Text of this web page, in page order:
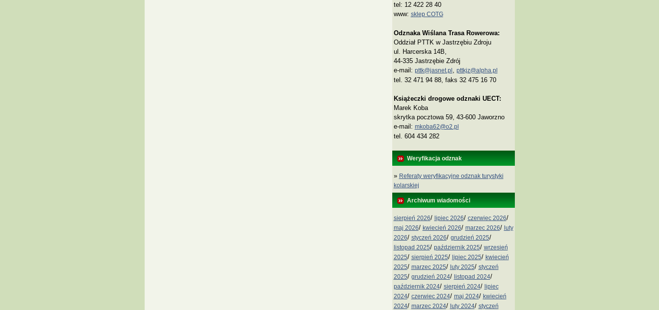
tel: 12 422 28 40
www: sklep COTG
Odznaka Wiślana Trasa Rowerowa:
Oddział PTTK w Jastrzębiu Zdroju
ul. Harcerska 14B,
44-335 Jastrzębie Zdrój
e-mail: pttk@jasnet.pl pttkjz@alpha.pl
tel. 32 471 94 88, faks 32 475 16 70
Książeczki drogowe odznaki UECT:
Marek Koba
skrytka pocztowa 59, 43-600 Jaworzno
e‑mail: mkoba62@o2.pl
tel. 604 434 282
Weryfikacja odznak
» Referaty weryfikacyjne odznak turystyki
kolarskiej
Archiwum wiadomości
sierpień 2026/ lipiec 2026/ czerwiec 2026/
maj 2026/ kwiecień 2026/ marzec 2026/ luty
2026/ styczeń 2026/ grudzień 2025/
listopad 2025/ październik 2025/ wrzesień
2025/ sierpień 2025/ lipiec 2025/ kwiecień
2025/ marzec 2025/ luty 2025/ styczeń
2025/ grudzień 2024/ listopad 2024/
październik 2024/ sierpień 2024/ lipiec
2024/ czerwiec 2024/ maj 2024/ kwiecień
2024/ marzec 2024/ luty 2024/ styczeń